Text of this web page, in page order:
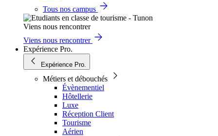
Tous nos campus
Viens nous rencontrer
Viens nous rencontrer
Expérience Pro.
Expérience Pro.
Métiers et débouchés
Évènementiel
Hôtellerie
Luxe
Réception Client
Tourisme
Aérien